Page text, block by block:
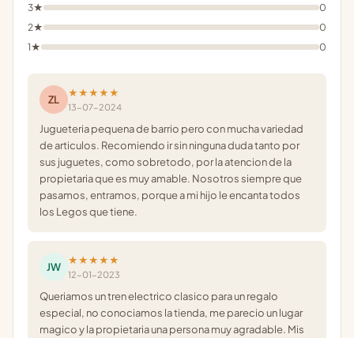
3★
0
2★
0
1★
0
ZL
★★★★★
13-07-2024
Jugueteria pequena de barrio pero con mucha variedad
de articulos. Recomiendo ir sin ninguna duda tanto por
sus juguetes, como sobretodo, por la atencion de la
propietaria que es muy amable. Nosotros siempre que
pasamos, entramos, porque a mi hijo le encanta todos
los Legos que tiene.
JW
★★★★★
12-01-2023
Queriamos un tren electrico clasico para un regalo
especial, no conociamos la tienda, me parecio un lugar
magico y la propietaria una persona muy agradable. Mis